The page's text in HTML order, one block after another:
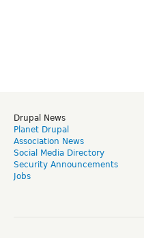
Drupal News
Planet Drupal
Association News
Social Media Directory
Security Announcements
Jobs